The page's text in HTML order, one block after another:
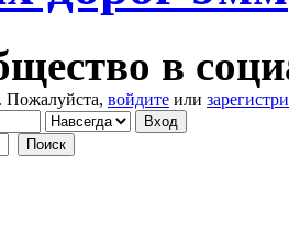
в
. Пожалуйста, войдите или